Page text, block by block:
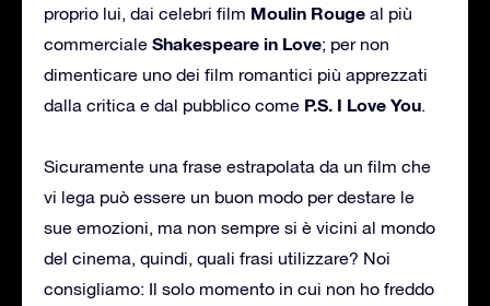
proprio lui, dai celebri film Moulin Rouge al più
commerciale Shakespeare in Love; per non
dimenticare uno dei film romantici più apprezzati
dalla critica e dal pubblico come P.S. I Love You.
Sicuramente una frase estrapolata da un film che
vi lega può essere un buon modo per destare le
sue emozioni, ma non sempre si è vicini al mondo
del cinema, quindi, quali frasi utilizzare? Noi
consigliamo: Il solo momento in cui non ho freddo